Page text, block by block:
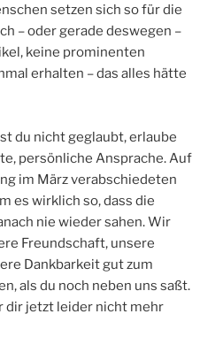
setzen sich so für die
– oder gerade deswegen –
keine prominenten
erhalten – das alles hätte
du nicht geglaubt, erlaube
persönliche Ansprache. Auf
im März verabschiedeten
es wirklich so, dass die
nie wieder sahen. Wir
Freundschaft, unsere
Dankbarkeit gut zum
als du noch neben uns saßt.
dir jetzt leider nicht mehr